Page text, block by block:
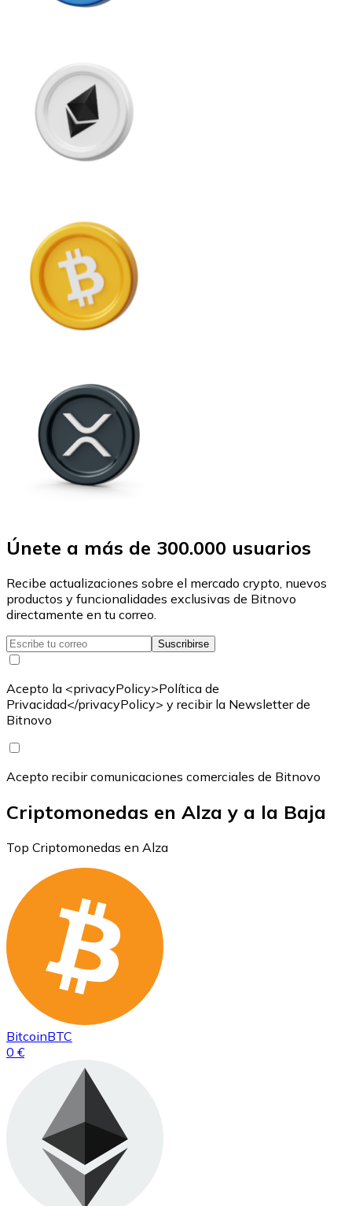
Únete a más de 300.000 usuarios
Recibe actualizaciones sobre el mercado crypto, nuevos
productos y funcionalidades exclusivas de Bitnovo
directamente en tu correo.
Suscribirse
Acepto la <privacyPolicy>Política de
Privacidad</privacyPolicy> y recibir la Newsletter de
Bitnovo
Acepto recibir comunicaciones comerciales de Bitnovo
Criptomonedas en Alza y a la Baja
Top Criptomonedas en Alza
BitcoinBTC
0 €